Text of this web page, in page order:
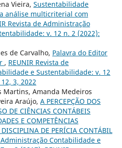
Vieira, Sustentabilidade
análise multicriterial com
Revista de Administração
v. 12 n. 2 (2022):
de Carvalho, Palavra do Editor
, REUNIR Revista de
e Sustentabilidade: v. 12
3, 2022
Martins, Amanda Medeiros
Araújo, A PERCEPÇÃO DOS
DE CIÊNCIAS CONTÁBEIS
E COMPETÊNCIAS
DE PERÍCIA CONTÁBIL
Administração Contabilidade e